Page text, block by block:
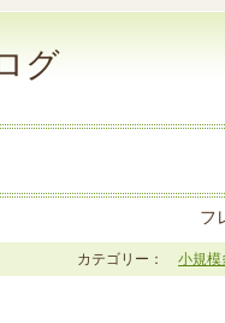
グ
フ
カテゴリー： 小規模